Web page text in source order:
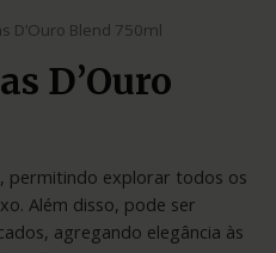
D’Ouro Blend 750ml
D’Ouro
permitindo explorar todos os
Além disso, pode ser
agregando elegância às